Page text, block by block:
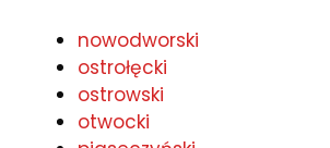
nowodworski
ostrołęcki
ostrowski
otwocki